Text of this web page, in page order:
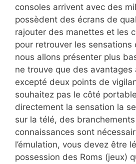
consoles arrivent avec des
possèdent des écrans de
rajouter des manettes et les
pour retrouver les sensations
nous allons présenter plus
ne trouve que des avantages
excepté deux points de
souhaitez pas le côté
directement la sensation la
sur la télé, des
connaissances sont
l’émulation, vous devez être
possession des Roms (jeux)